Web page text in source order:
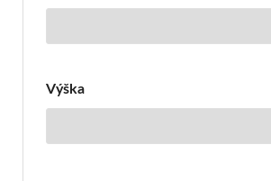
RoadX
Výška